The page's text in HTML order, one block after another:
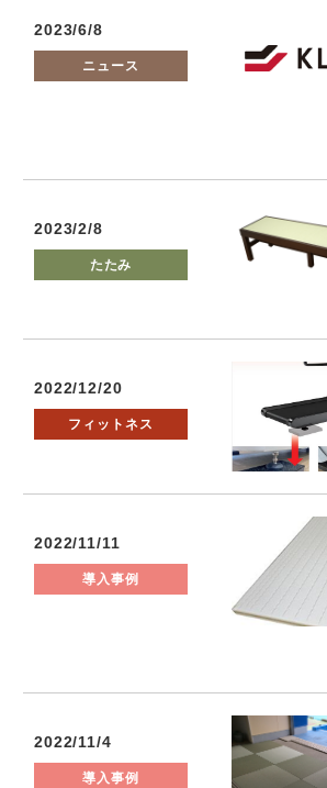
2023/6/8
ニュース
2023/2/8
たたみ
2022/12/20
フィットネス
2022/11/11
導入事例
2022/11/4
導入事例